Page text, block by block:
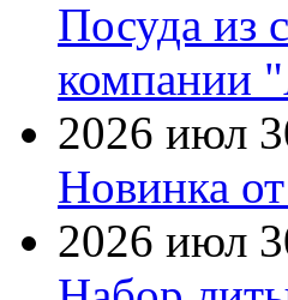
Посуда из
компании
2026 июл
Новинка
2026 июл